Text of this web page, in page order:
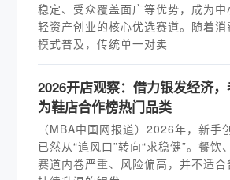
稳定、受众覆盖面广等优势，成为中
轻资产创业的核心优选赛道。随着
模式普及，传统单一对卖
2026开店观察：借力银发经济
为鞋店合作榜热门品类
（MBA中国网报道）2026年，新手
已然从“追风口”转向“求稳健”。餐饮
赛道内卷严重、风险偏高，并不适